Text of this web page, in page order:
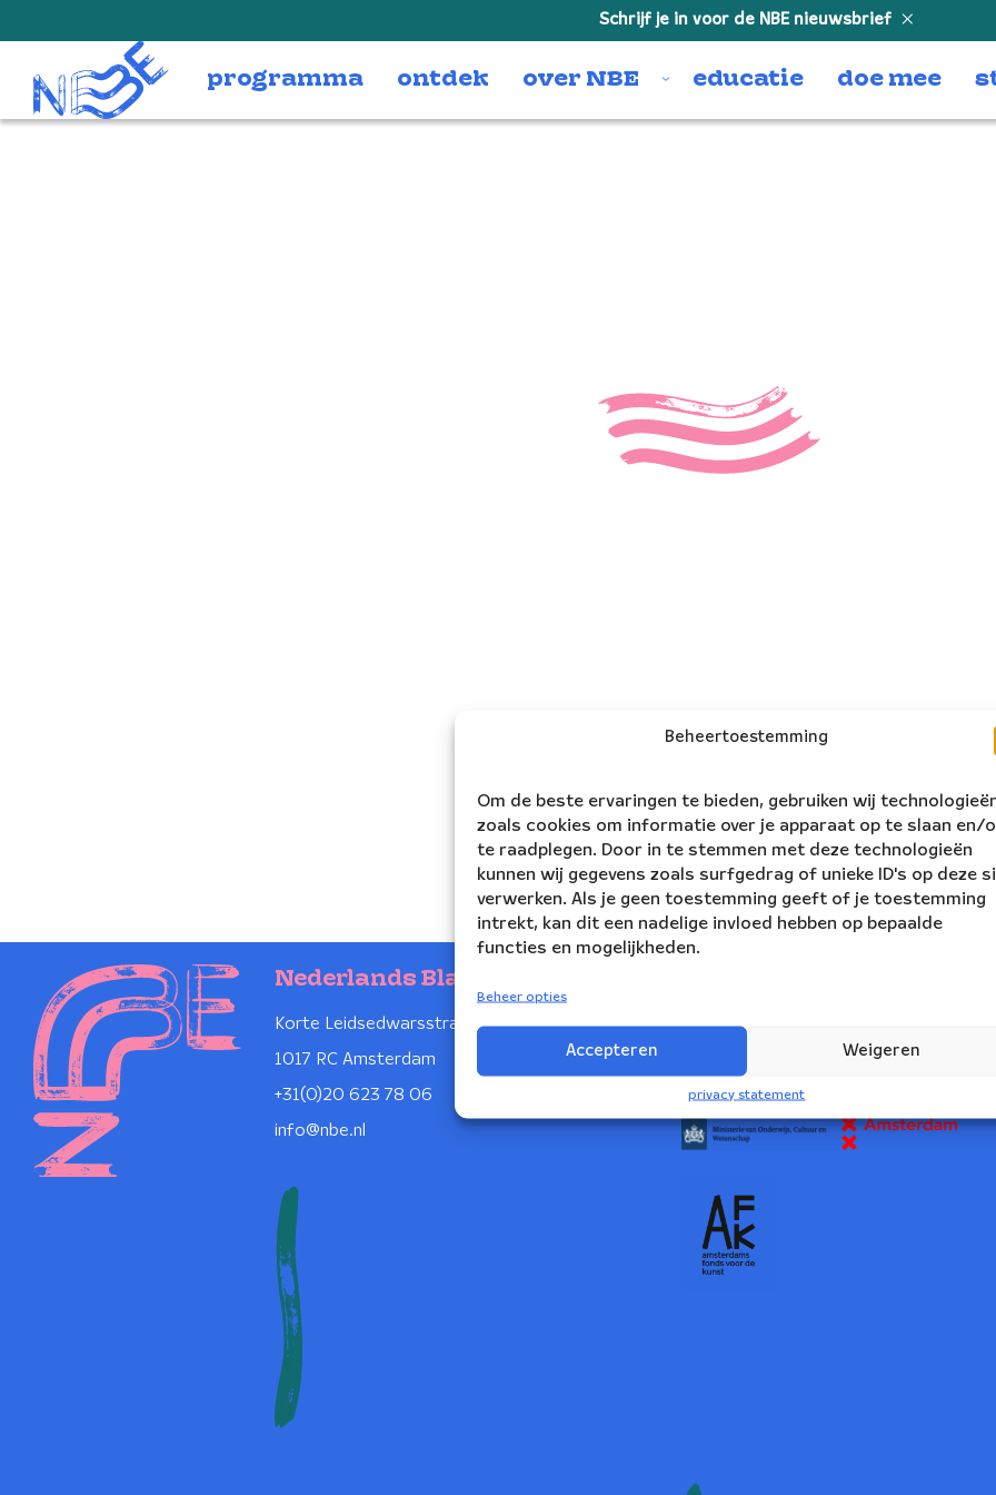
Beheertoestemming
Om de beste ervaringen te bieden, gebruiken wij
zoals cookies om informatie over je apparaat op te slaan en/
te raadplegen. Door in te stemmen met deze technologieën
kunnen wij gegevens zoals surfgedrag of unieke ID's op deze
verwerken. Als je geen toestemming geeft of je toestemming
intrekt, kan dit een nadelige invloed hebben op bepaalde
functies en mogelijkheden.
Beheer opties
Accepteren Weigeren
privacy statement
Schrijf je in voor de NBE nieuwsbrief
programma ontdek over NBE educatie doe mee
Nederlands Blazers Ensemble
Korte Leidsedwarsstraat 12
1017 RC Amsterdam
+31(0)20 623 78 06
info@nbe.nl
NBE wordt ondersteund door: